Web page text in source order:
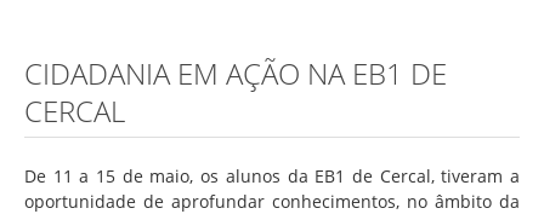
Associação de Estudantes
Erasmus+
Manuais Escolares
CIDADANIA EM AÇÃO NA EB1 DE
CERCAL
De 11 a 15 de maio, os alunos da EB1 de Cercal, tiveram a
oportunidade de aprofundar conhecimentos, no âmbito da